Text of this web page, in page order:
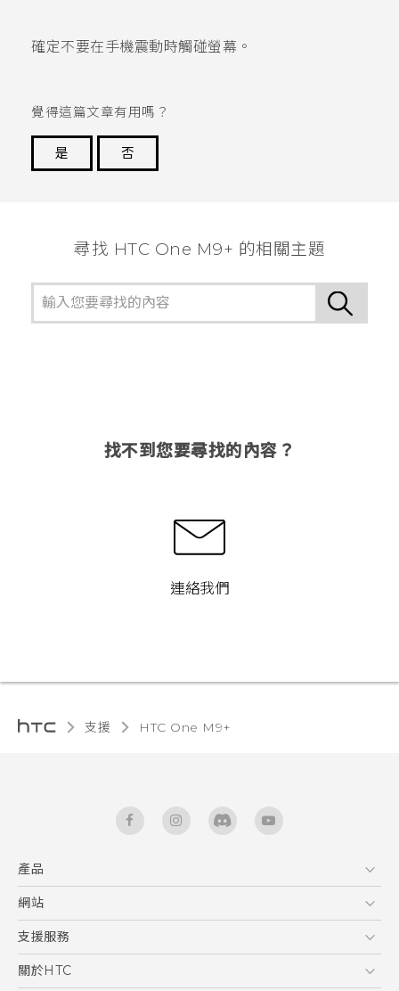
確定不要在手機震動時觸碰螢幕。
覺得這篇文章有用嗎？
是
否
尋找 HTC One M9+ 的相關主題
找不到您要尋找的內容？
連絡我們
支援 HTC One M9+‎
English - Quick start guide
產品
5G
智能手機
區塊鍊手機
網站
HTC Dev
HTC Research
支援服務
服務中心
關於HTC